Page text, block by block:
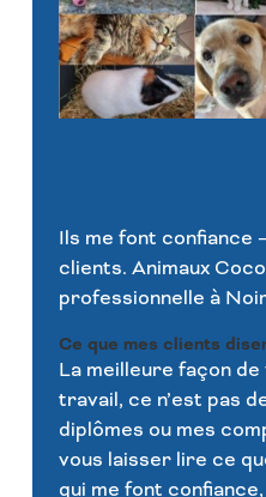
Ils me font confiance
clients. Animaux
professionnelle à
Ce que mes clients
La meilleure façon
travail, ce n’est pas
diplômes ou mes
vous laisser lire ce
qui me font